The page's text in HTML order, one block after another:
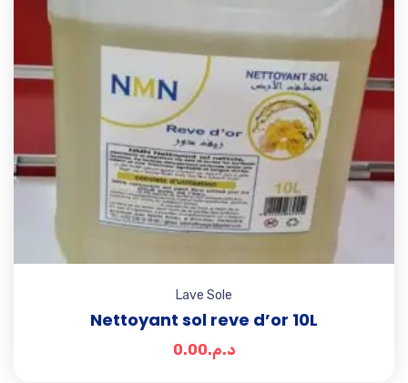
Lave Sole
Nettoyant sol reve d’or 10L
د.م.0.00